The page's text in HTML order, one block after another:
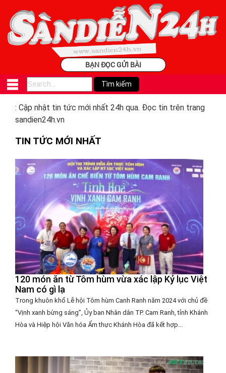
BẠN ĐỌC GỬI BÀI
: Cập nhật tin tức mới nhất 24h qua. Đọc tin trên trang
sandien24h.vn
TIN TỨC MỚI NHẤT
120 món ăn từ Tôm hùm vừa xác lập Kỷ lục Việt
Nam có gì lạ
Trong khuôn khổ Lễ hội Tôm hùm Canh Ranh năm 2024 với chủ đề
“Vịnh xanh bừng sáng”, Ủy ban Nhân dân TP. Cam Ranh, tỉnh Khánh
Hòa và Hiệp hội Văn hóa Ẩm thực Khánh Hòa đã kết hợp...